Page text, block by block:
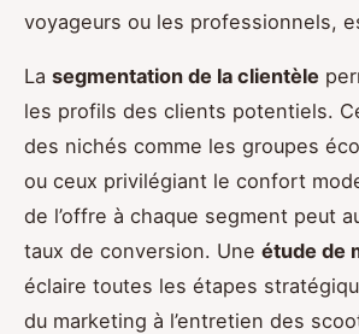
voyageurs ou les professionnels,
La segmentation de la clientèle
les profils des clients potentiels.
des nichés comme les groupes
ou ceux privilégiant le confort
de l’offre à chaque segment peut
taux de conversion. Une étude de
éclaire toutes les étapes
du marketing à l’entretien des